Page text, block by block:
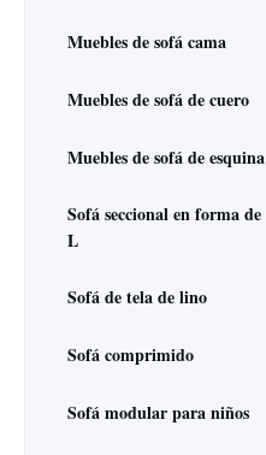
Muebles de sofá cama
Muebles de sofá de cuero
Muebles de sofá de esquina
Sofá seccional en forma de
L
Sofá de tela de lino
Sofá comprimido
Sofá modular para niños